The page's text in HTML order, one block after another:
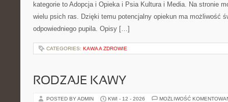
kategorie to Adopcja i Opieka i Psia Kultura i Media. Na stronie
wielu psich ras. Dzięki temu potencjalny opiekun ma możliwość
odpowiedniego pupila. Opisy […]
CATEGORIES: KAWA A ZDROWIE
RODZAJE KAWY
POSTED BY ADMIN KWI - 12 - 2026 MOŻLIWOŚĆ